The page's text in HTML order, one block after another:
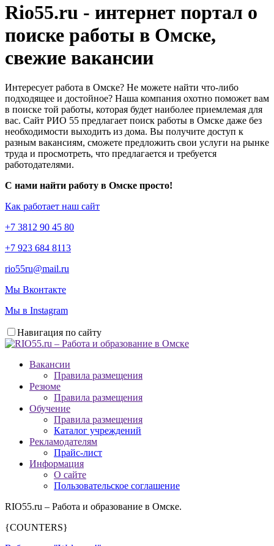
Rio55.ru - интернет портал о
поиске работы в Омске,
свежие вакансии
Интересует работа в Омске? Не можете найти что-либо
подходящее и достойное? Наша компания охотно поможет вам
в поиске той работы, которая будет наиболее приемлемая для
вас. Сайт РИО 55 предлагает поиск работы в Омске даже без
необходимости выходить из дома. Вы получите доступ к
разным вакансиям, сможете предложить свои услуги на рынке
труда и просмотреть, что предлагается и требуется
работодателями.
С нами найти работу в Омске просто!
Как работает наш сайт
+7 3812 90 45 80
+7 923 684 8113
rio55ru@mail.ru
Мы Вконтакте
Мы в Instagram
Навигация по сайту
Вакансии
Правила размещения
Резюме
Правила размещения
Обучение
Правила размещения
Каталог учреждений
Рекламодателям
Прайс-лист
Информация
О сайте
Пользовательское соглашение
RIO55.ru – Работа и образование в Омске.
{COUNTERS}